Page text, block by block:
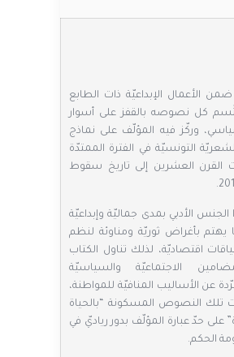
ضمن الأعمال الإبداعيّة ذات الطابع
تتّسم كل نصوصه بالقفز على أسوار
وركّز فيه المؤلّف على نماذج
التونسيّة في الفترة الممتدّة
العشرين إلى تاريخ سقوط
الجنس الأدبي بمدى جماليّة وإبداعيّة
يهتم بأغراض ثوريّة ومناوئة لنظم
اقتصاديّة، لذلك تناول الكتاب
الاجتماعيّة والسياسيّة
عن الأساليب المنافيّة للمواطنة،
النصوص المسكونة “بالحياة
على حدّ عبارة المؤلّف بدور رياديّ في
الحكم.